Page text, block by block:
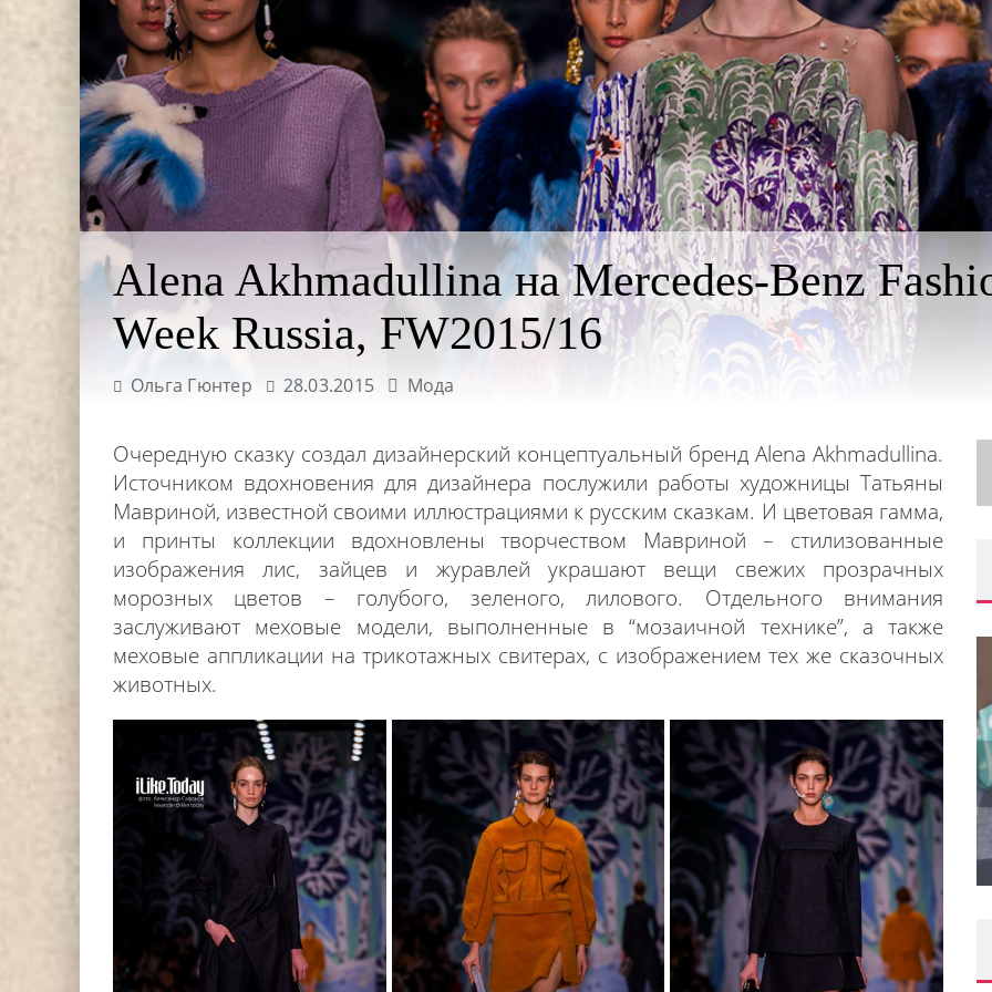
Alena Akhmadullina на Mercedes-Benz
Week Russia, FW2015/16
Ольга Гюнтер 28.03.2015 Мода
Очередную сказку создал дизайнерский концептуальный бренд Alena Akhmadullina.
Источником вдохновения для дизайнера послужили работы художницы Татьяны
Мавриной, известной своими иллюстрациями к русским сказкам. И цветовая гамма,
и принты коллекции вдохновлены творчеством Мавриной – стилизованные
изображения лис, зайцев и журавлей украшают вещи свежих прозрачных
морозных цветов – голубого, зеленого, лилового. Отдельного внимания
заслуживают меховые модели, выполненные в “мозаичной технике”, а также
меховые аппликации на трикотажных свитерах, с изображением тех же сказочных
животных.
DJ НИККА ЛОРАК (NIKKA LORAK)
СТАЛА ХЕДЛАЙНЕРОМ ФЕСТИВАЛЯ
АНАНДА 2024 Г.
Editor iLike.Today 15.07.2024
ШКОЛА ШЕФА: КУХНЯ НОВОГО
ВРЕМЕНИ 2026
Editor iLike.Today 09.06.2026